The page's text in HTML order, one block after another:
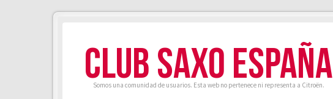
CLUB SAXO ESPAÑA
Somos una comunidad de usuarios. Esta web no pertenece ni representa a Citroën.